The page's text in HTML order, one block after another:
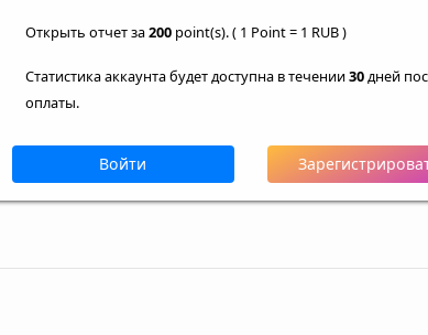
Открыть отчет за200point(s). ( 1 Point = 1 RUB )
Статистика аккаунта будет доступна в течении30дней
оплаты.
Войти